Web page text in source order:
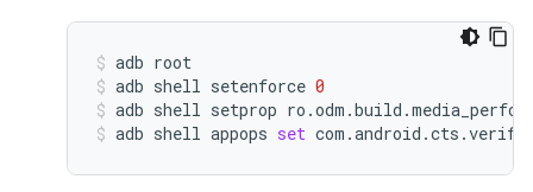
adb root
adb shell setenforce 0
adb shell setprop
adb shell appops set